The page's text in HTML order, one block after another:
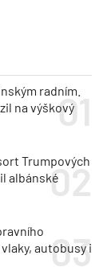
radním.
na výškový
Trumpových
albánské
autobusy i